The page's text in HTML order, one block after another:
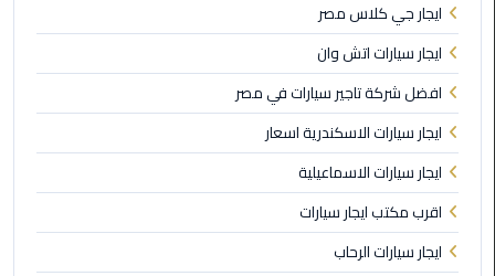
ليموزين
الجيزة
ليموزين
رجال
الاعمال
ليموزين
حدائق
الاهرام
ايجار جي كلاس مصر
ايجار سيارات اتش وان
افضل شركة تاجير سيارات في مصر
ايجار سيارات الاسكندرية اسعار
ايجار سيارات الاسماعيلية
اقرب مكتب ايجار سيارات
ايجار سيارات الرحاب